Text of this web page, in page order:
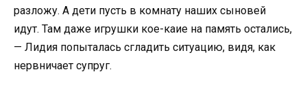
разложу. А дети пусть в комнату наших сыновей
идут. Там даже игрушки кое-каие на память остались,
— Лидия попыталась сгладить ситуацию, видя, как
нервничает супруг.